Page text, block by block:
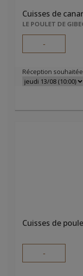
Cuisses de
LE POULET DE
-
Réception
Cuisses de
-